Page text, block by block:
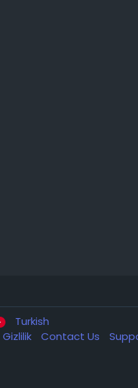
Turkish
Gizlilik Contact Us